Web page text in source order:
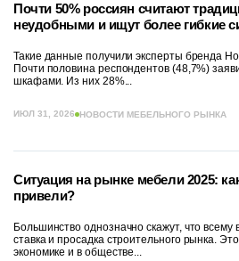
Почти 50% россиян считают
неудобными и ищут более гибкие
Такие данные получили эксперты бренда
Почти половина респондентов (48,7%)
шкафами. Из них 28%...
ИЮЛ 31, 2026 НОВОСТИ МЕБЕЛЬНОГО РЫНКА
Ситуация на рынке мебели 2025:
привели?
Большинство однозначно скажут, что всему
ставка и просадка строительного рынка.
экономике и в обществе...